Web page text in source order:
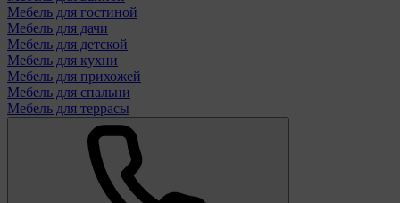
Мебель для гостиной
Мебель для дачи
Мебель для детской
Мебель для кухни
Мебель для прихожей
Мебель для спальни
Мебель для террасы